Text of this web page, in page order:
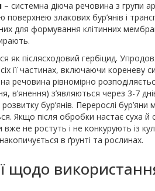
– системна діюча речовина з групи
поверхнею злакових бур’янів і
для формування клітинних
як післясходовий гербіцид.
її частинах, включаючи кореневу
речовина рівномірно
в’янення) з’являються через 3-7
бур’янів. Перерослі
Якщо після обробки настає суха
вже не ростуть і не конкурують
в ґрунті та рослинах.
щодо